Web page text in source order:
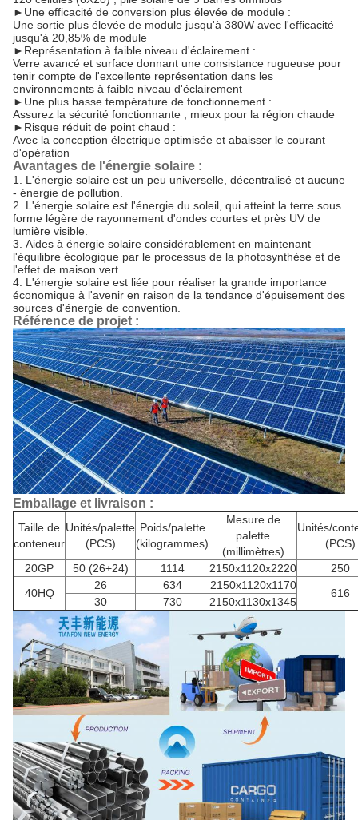
► Une efficacité de conversion plus élevée de module :
Une sortie plus élevée de module jusqu'à 380W avec l'efficacité
jusqu'à 20,85% de module
► Représentation à faible niveau d'éclairement :
Verre avancé et surface donnant une consistance rugueuse pour
tenir compte de l'excellente représentation dans les
environnements à faible niveau d'éclairement
► Une plus basse température de fonctionnement :
Assurez la sécurité fonctionnante ; mieux pour la région chaude
► Risque réduit de point chaud :
Avec la conception électrique optimisée et abaisser le courant
d'opération
Avantages de l'énergie solaire :
1. L'énergie solaire est un peu universelle, décentralisé et aucune
- énergie de pollution.
2. L'énergie solaire est l'énergie du soleil, qui atteint la terre sous
forme légère de rayonnement d'ondes courtes et près UV de
lumière visible.
3. Aides à énergie solaire considérablement en maintenant
l'équilibre écologique par le processus de la photosynthèse et de
l'effet de maison vert.
4. L'énergie solaire est liée pour réaliser la grande importance
économique à l'avenir en raison de la tendance d'épuisement des
sources d'énergie de convention.
Référence de projet :
Emballage et livraison :
Taille de
conteneur
Unités/palette
(PCS)
Poids/palette
(kilogrammes)
Mesure de
palette
(millimètres)
Unités/
(PCS)
20GP
50 (26+24) 1114 2150x1120x2220
250
40HQ
26 634 2150x1120x1170
616
30 730 2150x1130x1345